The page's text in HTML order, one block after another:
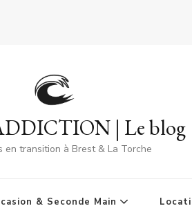
| Le blog
en transition à Brest & La Torche
& Seconde Main